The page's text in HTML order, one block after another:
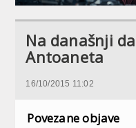
Na današnji
Antoaneta
16/10/2015 11:02
Povezane objave